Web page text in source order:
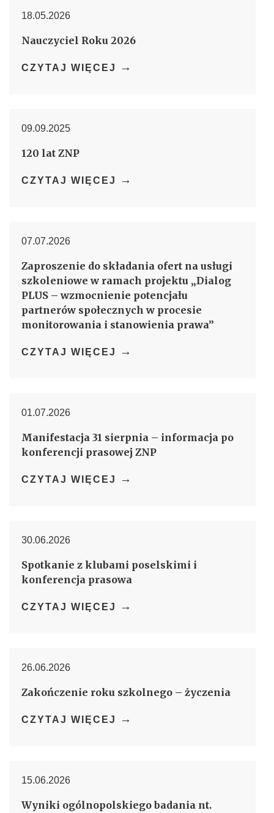
18.05.2026
Nauczyciel Roku 2026
CZYTAJ WIĘCEJ →
09.09.2025
120 lat ZNP
CZYTAJ WIĘCEJ →
07.07.2026
Zaproszenie do składania ofert na usługi
szkoleniowe w ramach projektu „Dialog
PLUS – wzmocnienie potencjału
partnerów społecznych w procesie
monitorowania i stanowienia prawa”
CZYTAJ WIĘCEJ →
01.07.2026
Manifestacja 31 sierpnia – informacja po
konferencji prasowej ZNP
CZYTAJ WIĘCEJ →
30.06.2026
Spotkanie z klubami poselskimi i
konferencja prasowa
CZYTAJ WIĘCEJ →
26.06.2026
Zakończenie roku szkolnego – życzenia
CZYTAJ WIĘCEJ →
15.06.2026
Wyniki ogólnopolskiego badania nt.